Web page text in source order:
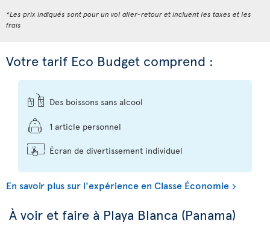
*Les prix indiqués sont pour un vol aller-retour et incluent les taxes et les
frais
Votre tarif Eco Budget comprend :
Des boissons sans alcool
1 article personnel
Écran de divertissement individuel
En savoir plus sur l'expérience en Classe Économie
À voir et faire à Playa Blanca (Panama)